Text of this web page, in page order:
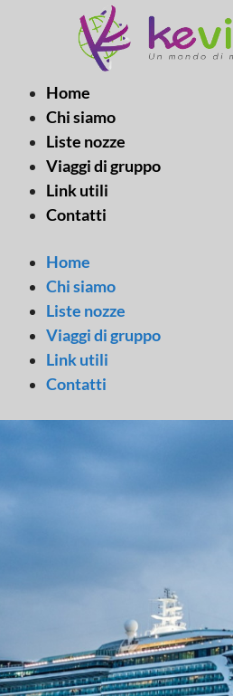
Home
Chi siamo
Liste nozze
Viaggi di gruppo
Link utili
Contatti
Home
Chi siamo
Liste nozze
Viaggi di gruppo
Link utili
Contatti